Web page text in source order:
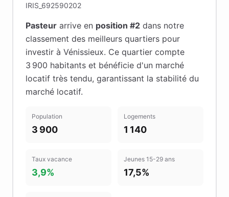
IRIS_692590202
Pasteur arrive en position #2 dans notre
classement des meilleurs quartiers pour
investir à Vénissieux. Ce quartier compte
3 900 habitants et bénéficie d'un marché
locatif très tendu, garantissant la stabilité du
marché locatif.
Population
3 900
Logements
1 140
Taux vacance
3,9%
Jeunes 15-29 ans
17,5%